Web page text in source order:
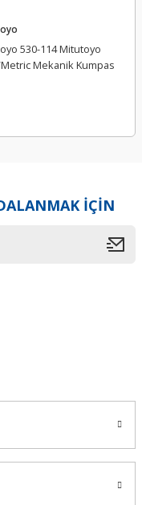
530-114 Mitutoyo
Mekanik Kumpas
İÇİN